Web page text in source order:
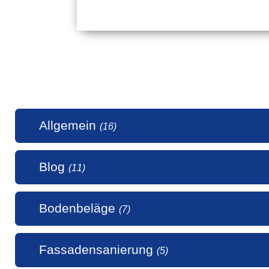
Allgemein (16)
50
Blog (11)
Alte
Bodenbeläge (7)
Fassadensanierung (5)